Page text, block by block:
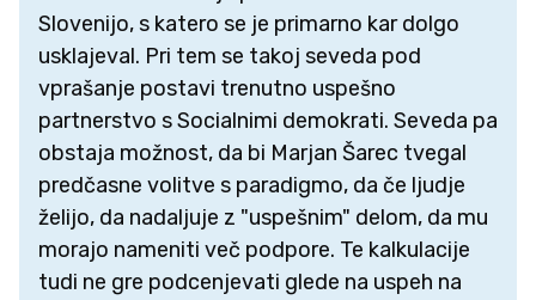
Slovenijo, s katero se je primarno kar dolgo
usklajeval. Pri tem se takoj seveda pod
vprašanje postavi trenutno uspešno
partnerstvo s Socialnimi demokrati. Seveda pa
obstaja možnost, da bi Marjan Šarec tvegal
predčasne volitve s paradigmo, da če ljudje
želijo, da nadaljuje z "uspešnim" delom, da mu
morajo nameniti več podpore. Te kalkulacije
tudi ne gre podcenjevati glede na uspeh na